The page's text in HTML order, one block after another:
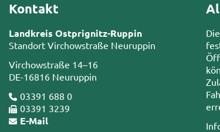
Kontakt
Landkreis Ostprignitz-Ruppin
Standort Virchowstraße Neuruppin
Virchowstraße 14–16
DE-16816 Neuruppin
03391 688 0
03391 3239
E-Mail